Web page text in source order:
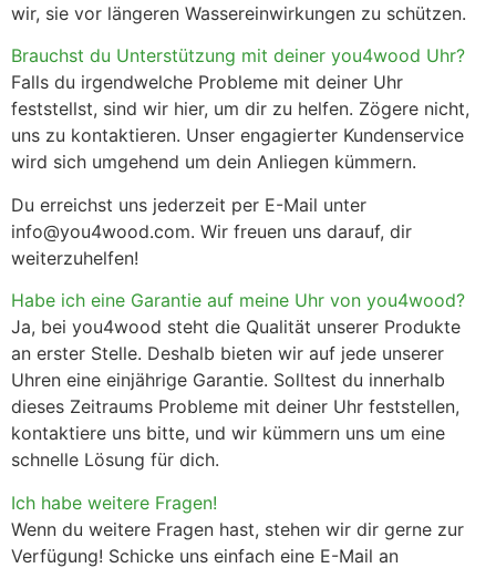
wir, sie vor längeren Wassereinwirkungen zu schützen.
Brauchst du Unterstützung mit deiner you4wood Uhr?
Falls du irgendwelche Probleme mit deiner Uhr
feststellst, sind wir hier, um dir zu helfen. Zögere nicht,
uns zu kontaktieren. Unser engagierter Kundenservice
wird sich umgehend um dein Anliegen kümmern.
Du erreichst uns jederzeit per E-Mail unter
info@you4wood.com. Wir freuen uns darauf, dir
weiterzuhelfen!
Habe ich eine Garantie auf meine Uhr von you4wood?
Ja, bei you4wood steht die Qualität unserer Produkte
an erster Stelle. Deshalb bieten wir auf jede unserer
Uhren eine einjährige Garantie. Solltest du innerhalb
dieses Zeitraums Probleme mit deiner Uhr feststellen,
kontaktiere uns bitte, und wir kümmern uns um eine
schnelle Lösung für dich.
Ich habe weitere Fragen!
Wenn du weitere Fragen hast, stehen wir dir gerne zur
Verfügung! Schicke uns einfach eine E-Mail an